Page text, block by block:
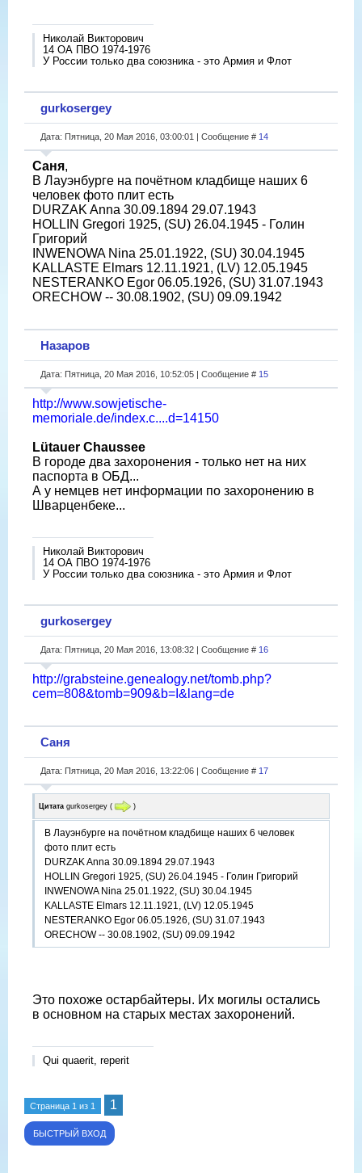
Николай Викторович
14 ОА ПВО 1974-1976
У России только два союзника - это Армия и Флот
gurkosergey
Дата: Пятница, 20 Мая 2016, 03:00:01 | Сообщение # 14
Саня,
В Лауэнбурге на почётном кладбище наших 6
человек фото плит есть
DURZAK Anna 30.09.1894 29.07.1943
HOLLIN Gregori 1925, (SU) 26.04.1945 - Голин
Григорий
INWENOWA Nina 25.01.1922, (SU) 30.04.1945
KALLASTE Elmars 12.11.1921, (LV) 12.05.1945
NESTERANKO Egor 06.05.1926, (SU) 31.07.1943
ORECHOW -- 30.08.1902, (SU) 09.09.1942
Назаров
Дата: Пятница, 20 Мая 2016, 10:52:05 | Сообщение # 15
http://www.sowjetische-
memoriale.de/index.c....d=14150
Lütauer Chaussee
В городе два захоронения - только нет на них
паспорта в ОБД...
А у немцев нет информации по захоронению в
Шварценбеке...
Николай Викторович
14 ОА ПВО 1974-1976
У России только два союзника - это Армия и Флот
gurkosergey
Дата: Пятница, 20 Мая 2016, 13:08:32 | Сообщение # 16
http://grabsteine.genealogy.net/tomb.php?
cem=808&tomb=909&b=I&lang=de
Саня
Дата: Пятница, 20 Мая 2016, 13:22:06 | Сообщение # 17
Цитата gurkosergey ( )
В Лауэнбурге на почётном кладбище наших 6 человек
фото плит есть
DURZAK Anna 30.09.1894 29.07.1943
HOLLIN Gregori 1925, (SU) 26.04.1945 - Голин Григорий
INWENOWA Nina 25.01.1922, (SU) 30.04.1945
KALLASTE Elmars 12.11.1921, (LV) 12.05.1945
NESTERANKO Egor 06.05.1926, (SU) 31.07.1943
ORECHOW -- 30.08.1902, (SU) 09.09.1942
Это похоже остарбайтеры. Их могилы остались
в основном на старых местах захоронений.
Qui quaerit, reperit
Страница 1 из 1 1